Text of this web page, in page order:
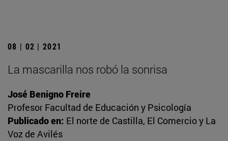
08 | 02 | 2021
La mascarilla nos robó la sonrisa
José Benigno Freire
Profesor Facultad de Educación y Psicología
Publicado en: El norte de Castilla, El Comercio y La
Voz de Avilés